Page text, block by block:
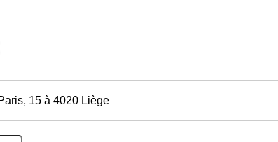
15 à 4020 Liège